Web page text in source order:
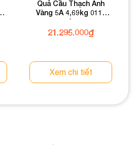
Quả Cầu Thạch Anh
Vàng 5A 4,69kg 011-
0915A-4,69
21.295.000₫
Xem chi tiết